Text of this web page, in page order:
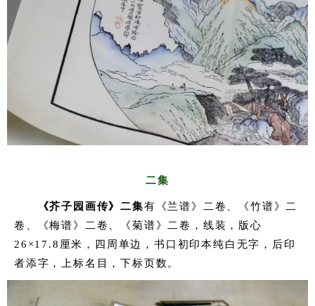
二集
《芥子园画传》二集有《兰谱》二卷、《竹谱》二
卷、《梅谱》二卷、《菊谱》二卷，线装，版心
26×17.8厘米，四周单边，书口初印本纯白无字，后印
者添字，上标名目，下标页数。